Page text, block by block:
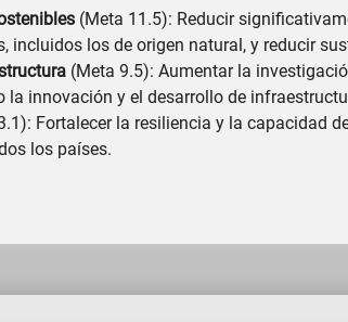
(Meta 11.5): Reducir
incluidos los de origen natural, y reducir
(Meta 9.5): Aumentar la
la innovación y el desarrollo de
Fortalecer la resiliencia y la capacidad
los países.